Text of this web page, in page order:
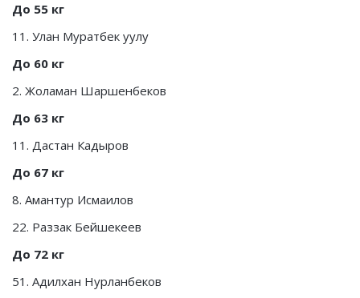
До 55 кг
11. Улан Муратбек уулу
До 60 кг
2. Жоламан Шаршенбеков
До 63 кг
11. Дастан Кадыров
До 67 кг
8. Амантур Исмаилов
22. Раззак Бейшекеев
До 72 кг
51. Адилхан Нурланбеков